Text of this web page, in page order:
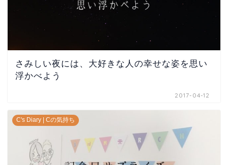
さみしい夜には、大好きな人の幸せな姿を思い
浮かべよう
2017-04-12
C's Diary | Cの気持ち